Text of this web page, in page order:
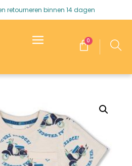
retourneren binnen 14 dagen
0